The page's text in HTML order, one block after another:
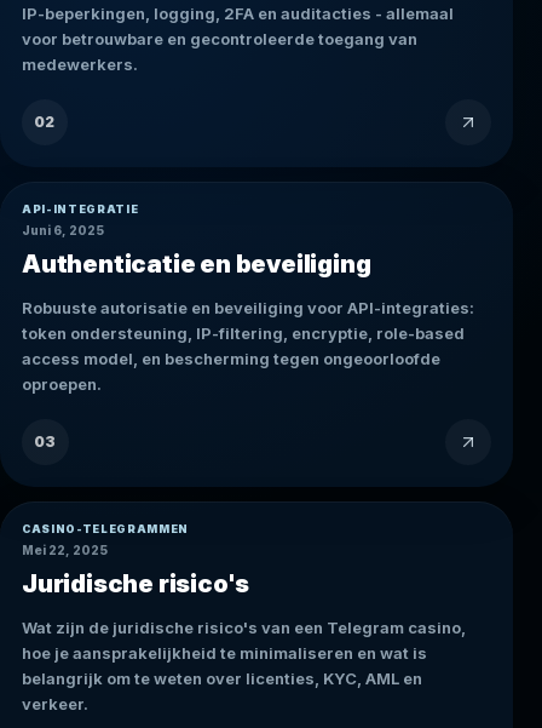
IP-beperkingen, logging, 2FA en auditacties - allemaal
voor betrouwbare en gecontroleerde toegang van
medewerkers.
02
API-INTEGRATIE
Juni 6, 2025
Authenticatie en beveiliging
Robuuste autorisatie en beveiliging voor API-integraties:
token ondersteuning, IP-filtering, encryptie, role-based
access model, en bescherming tegen ongeoorloofde
oproepen.
03
CASINO-TELEGRAMMEN
Mei 22, 2025
Juridische risico's
Wat zijn de juridische risico's van een Telegram casino,
hoe je aansprakelijkheid te minimaliseren en wat is
belangrijk om te weten over licenties, KYC, AML en
verkeer.